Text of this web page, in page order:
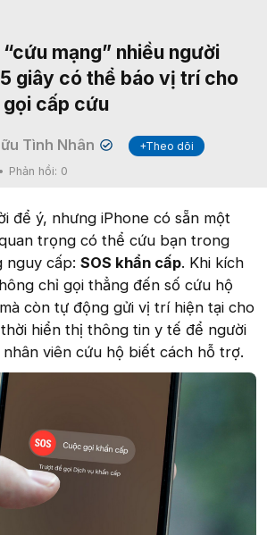
mạng” nhiều người
giây có thể báo vị trí cho
cấp cứu
Tình Nhân ✔
+Theo dõi
Phản hồi: 0
để ý, nhưng iPhone có sẵn một
trọng có thể cứu bạn trong
nguy cấp: SOS khẩn cấp. Khi kích
chỉ gọi thẳng đến số cứu hộ
mà còn tự động gửi vị trí hiện tại cho
hiển thị thông tin y tế để người
viên cứu hộ biết cách hỗ trợ.